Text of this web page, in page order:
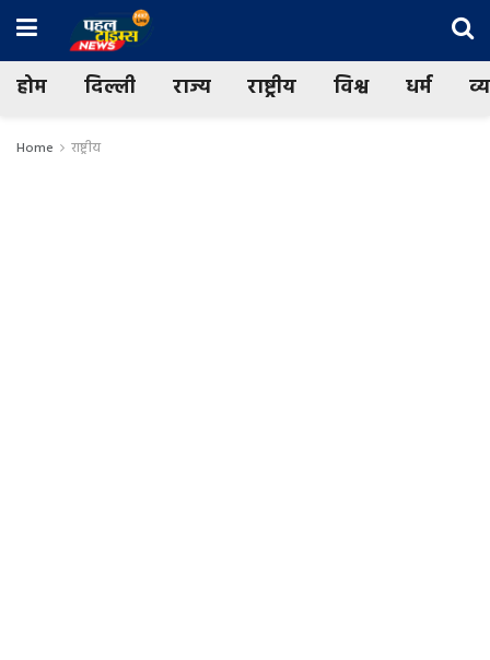
होम दिल्ली राज्य राष्ट्रीय विश्व धर्म
Home राष्ट्रीय